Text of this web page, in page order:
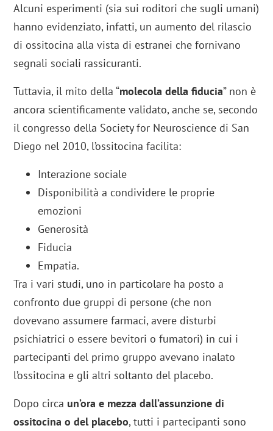
Alcuni esperimenti (sia sui roditori che sugli umani)
hanno evidenziato, infatti, un aumento del rilascio
di ossitocina alla vista di estranei che fornivano
segnali sociali rassicuranti.
Tuttavia, il mito della “molecola della fiducia” non è
ancora scientificamente validato, anche se, secondo
il congresso della Society for Neuroscience di San
Diego nel 2010, l’ossitocina facilita:
Interazione sociale
Disponibilità a condividere le proprie
emozioni
Generosità
Fiducia
Empatia.
Tra i vari studi, uno in particolare ha posto a
confronto due gruppi di persone (che non
dovevano assumere farmaci, avere disturbi
psichiatrici o essere bevitori o fumatori) in cui i
partecipanti del primo gruppo avevano inalato
l’ossitocina e gli altri soltanto del placebo.
Dopo circa un’ora e mezza dall’assunzione di
ossitocina o del placebo, tutti i partecipanti sono